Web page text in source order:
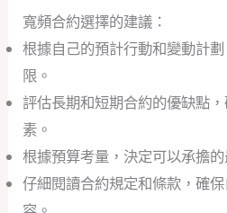
寬頻合約選擇的建議：
根據自己的預計行動和變動計
限。
評估長期和短期合約的優缺點
素。
根據預算考量，決定可以承擔的
仔細閱讀合約規定和條款，確